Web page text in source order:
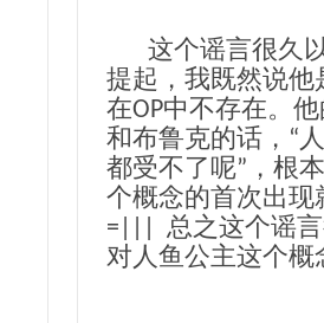
这个谣言很久以
提起，我既然说他
在OP中不存在。
和布鲁克的话，“
都受不了呢”，根
个概念的首次出现
=||| 总之这个谣言
对人鱼公主这个概